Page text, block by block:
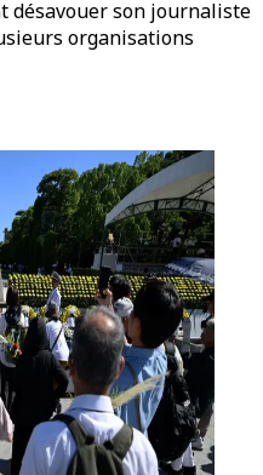
désavouer son journaliste
organisations